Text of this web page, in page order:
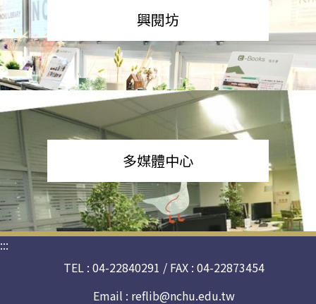
興閱坊
多媒體中心
:::
TEL : 04-22840291 / FAX : 04-22873454
Email : reflib@nchu.edu.tw